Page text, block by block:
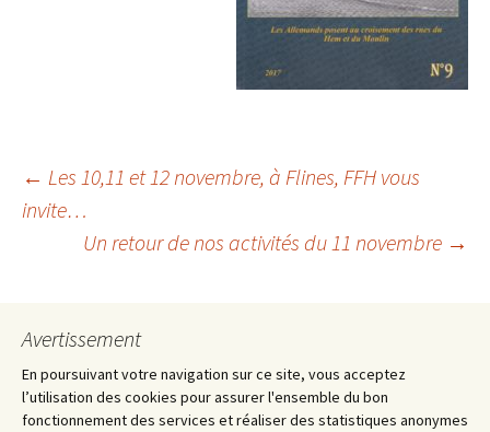
Navigation
des
articles
← Les 10,11 et 12 novembre, à Flines, FFH vous
invite…
Un retour de nos activités du 11 novembre →
Avertissement
En poursuivant votre navigation sur ce site, vous acceptez
l’utilisation des cookies pour assurer l'ensemble du bon
fonctionnement des services et réaliser des statistiques anonymes